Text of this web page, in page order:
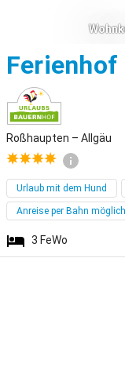
Ferienhof
Roßhaupten – Allgäu
Urlaub mit dem Hund
Anreise per Bahn möglich
3 FeWo